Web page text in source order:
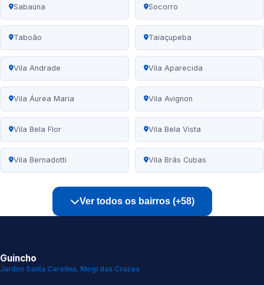
Sabaúna Socorro
Taboão Taiaçupeba
Vila Andrade Vila Aparecida
Vila Áurea Maria Vila Avignon
Vila Bela Flor Vila Bela Vista
Vila Bernadotti Vila Brás Cubas
Ver todos os bairros (+58)
Guincho
Jardim Santa Carolina, Mogi das Cruzes